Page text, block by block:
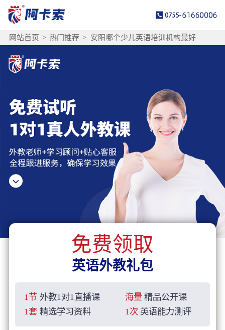
网站首页 > 热门推荐 > 安阳哪个少儿英语培训机构最好
免费领取
英语外教礼包
1节 外教1对1直播课 海量 精品公开课
1套 精选学习资料 1次 英语能力测评